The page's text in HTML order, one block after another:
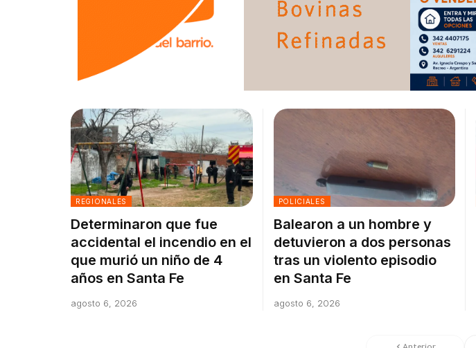
REGIONALES
Determinaron que fue
accidental el incendio en el
que murió un niño de 4
años en Santa Fe
agosto 6, 2026
POLICIALES
Balearon a un hombre y
detuvieron a dos personas
tras un violento episodio
en Santa Fe
agosto 6, 2026